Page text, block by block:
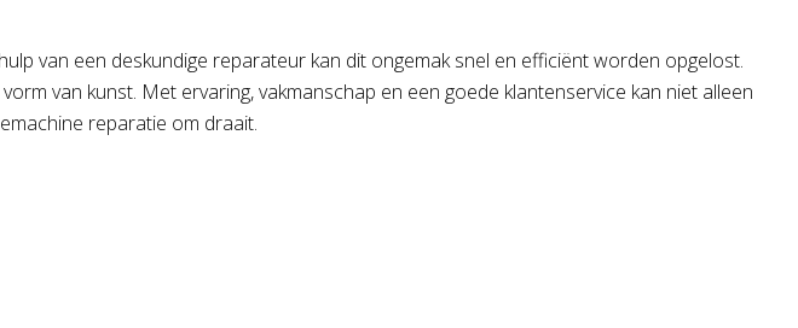
van een deskundige reparateur kan dit ongemak snel en efficiënt worden opgelost.
van kunst. Met ervaring, vakmanschap en een goede klantenservice kan niet alleen
reparatie om draait.